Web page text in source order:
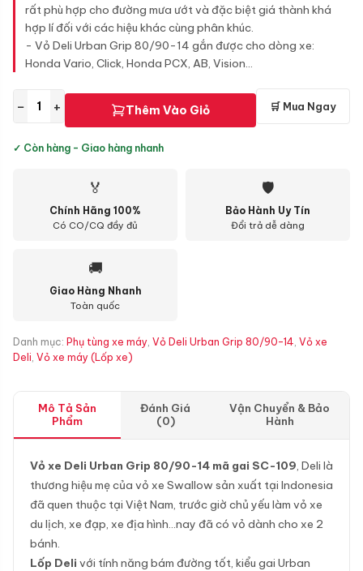
rất phù hợp cho đường mưa ướt và đặc biệt giá thành khá
hợp lí đối với các hiệu khác cùng phân khúc.
- Vỏ Deli Urban Grip 80/90-14 gắn được cho dòng xe:
Honda Vario, Click, Honda PCX, AB, Vision...
− + Thêm Vào Giỏ 🛒 Mua Ngay
✓ Còn hàng - Giao hàng nhanh
🏅
Chính Hãng 100%
Có CO/CQ đầy đủ
🛡
Bảo Hành Uy Tín
Đổi trả dễ dàng
🚚
Giao Hàng Nhanh
Toàn quốc
Danh mục: Phụ tùng xe máy, Vỏ Deli Urban Grip 80/90-14, Vỏ xe
Deli, Vỏ xe máy (Lốp xe)
Mô Tả Sản
Phẩm
Đánh Giá
(0)
Vận Chuyển & Bảo
Hành
Vỏ xe Deli Urban Grip 80/90-14 mã gai SC-109, Deli là
thương hiệu mẹ của vỏ xe Swallow sản xuất tại Indonesia
đã quen thuộc tại Việt Nam, trước giờ chủ yếu làm vỏ xe
du lịch, xe đạp, xe địa hình…nay đã có vỏ dành cho xe 2
bánh.
Lốp Deli với tính năng bám đường tốt, kiểu gai Urban